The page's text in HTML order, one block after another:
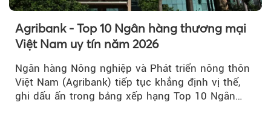
Agribank - Top 10 Ngân hàng thương mại
Việt Nam uy tín năm 2026
Ngân hàng Nông nghiệp và Phát triển nông thôn
Việt Nam (Agribank) tiếp tục khẳng định vị thế,
ghi dấu ấn trong bảng xếp hạng Top 10 Ngân